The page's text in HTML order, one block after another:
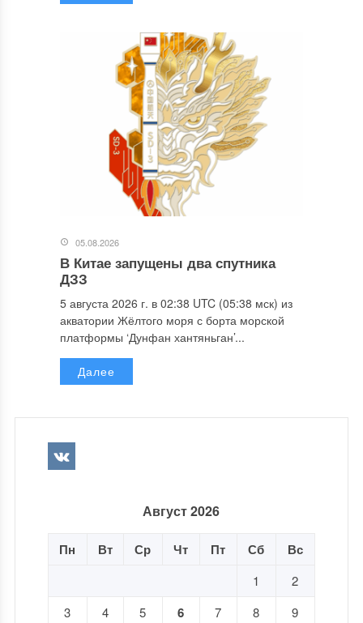
05.08.2026
В Китае запущены два спутника
ДЗЗ
5 августа 2026 г. в 02:38 UTC (05:38 мск) из
акватории Жёлтого моря с борта морской
платформы ‘Дунфан хантяньган’...
Далее
Август 2026
Пн Вт Ср Чт Пт Сб Вс
1
2
3
4 5 6 7 8
9